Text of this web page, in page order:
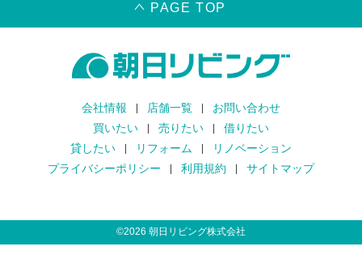
PAGE TOP
会社情報 店舗一覧
お問い合わせ
買いたい
売りたい
借りたい
貸したい
リフォーム
リノベーション
プライバシーポリシー
利用規約 サイトマップ
©2026 朝日リビング株式会社